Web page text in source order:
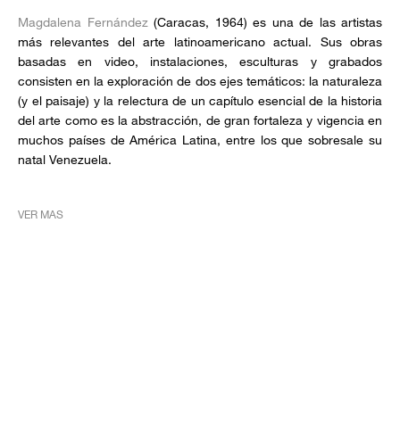
Magdalena Fernández(Caracas, 1964) es una de las artistas
más relevantes del arte latinoamericano actual. Sus obras
basadas en video, instalaciones, esculturas y grabados
consisten en la exploración de dos ejes temáticos: la naturaleza
(y el paisaje) y la relectura de un capítulo esencial de la historia
del arte como es la abstracción, de gran fortaleza y vigencia en
muchos países de América Latina, entre los que sobresale su
natal Venezuela.
VER MAS